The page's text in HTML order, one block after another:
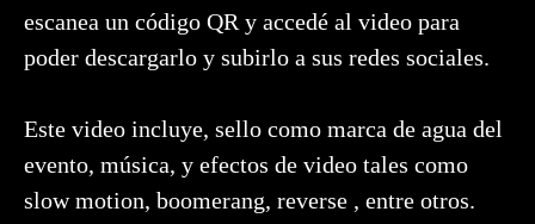
escanea un código QR y accedé al video para
poder descargarlo y subirlo a sus redes sociales.
Este video incluye, sello como marca de agua del
evento, música, y efectos de video tales como
slow motion, boomerang, reverse , entre otros.